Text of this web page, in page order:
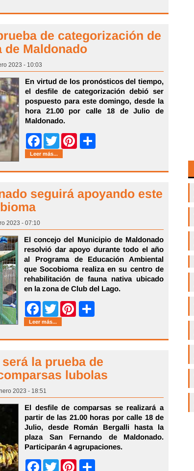
de categorización de
de Maldonado
2023 - 10:03
En virtud de los pronósticos del tiempo,
el desfile de categorización debió ser
pospuesto para este domingo, desde la
hora 21.00 por calle 18 de Julio de
Maldonado.
FacebookTwitter Pinterest
Leer más...
seguirá apoyando este
2023 - 07:10
El concejo del Municipio de Maldonado
resolvió dar apoyo durante todo el año
al Programa de Educación Ambiental
que Socobioma realiza en su centro de
rehabilitación de fauna nativa ubicado
en la zona de Club del Lago.
FacebookTwitter Pinterest
Leer más...
la prueba de
lubolas
2023 - 18:51
El desfile de comparsas se realizará a
partir de las 21.00 horas por calle 18 de
Julio, desde Román Bergalli hasta la
plaza San Fernando de Maldonado.
Participarán 4 agrupaciones.
FacebookTwitter Pinterest